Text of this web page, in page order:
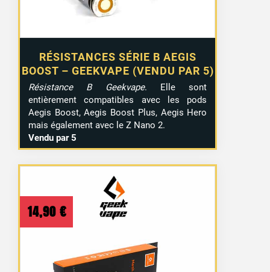
RÉSISTANCES SÉRIE B AEGIS
BOOST – GEEKVAPE (VENDU PAR 5)
Résistance B Geekvape. Elle sont
entièrement compatibles avec les pods
Aegis Boost, Aegis Boost Plus, Aegis Hero
mais également avec le Z Nano 2.
Vendu par 5
14,90 €